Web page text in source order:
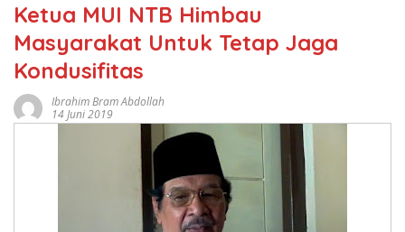
Ketua MUI NTB Himbau
Masyarakat Untuk Tetap Jaga
Kondusifitas
Ibrahim Bram Abdollah
14 Juni 2019